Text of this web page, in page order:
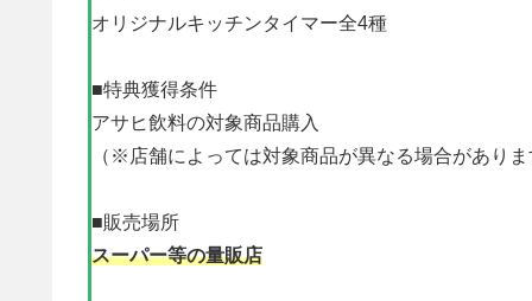
オリジナルキッチンタイマー全4種
■特典獲得条件
アサヒ飲料の対象商品購入
（※店舗によっては対象商品が異なる場合がありま
■販売場所
スーパー等の量販店